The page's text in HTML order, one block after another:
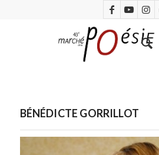
BÉNÉDICTE GORRILLOT